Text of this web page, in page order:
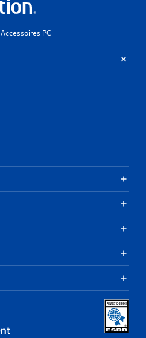
Accessoires PC